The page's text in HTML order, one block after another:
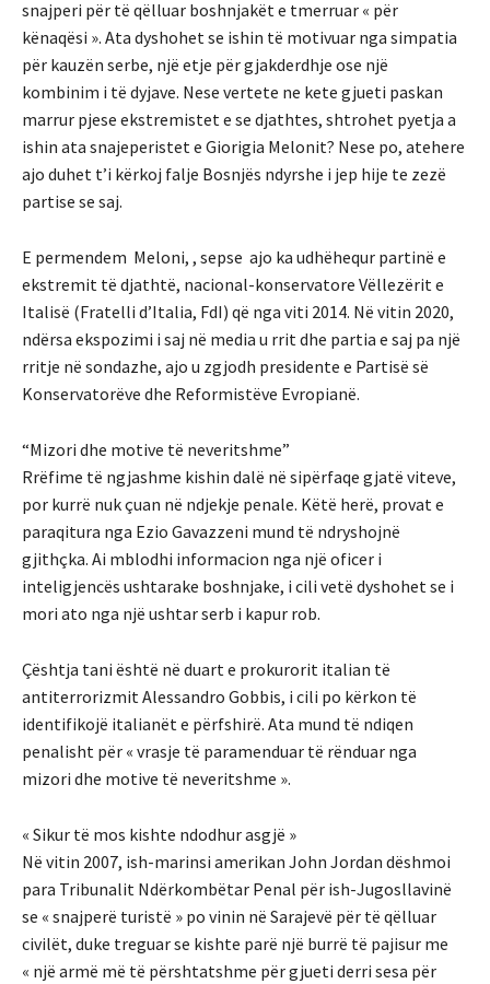
snajperi për të qëlluar boshnjakët e tmerruar « për
kënaqësi ». Ata dyshohet se ishin të motivuar nga simpatia
për kauzën serbe, një etje për gjakderdhje ose një
kombinim i të dyjave. Nese vertete ne kete gjueti paskan
marrur pjese ekstremistet e se djathtes, shtrohet pyetja a
ishin ata snajeperistet e Giorigia Melonit? Nese po, atehere
ajo duhet t’i kërkoj falje Bosnjës ndyrshe i jep hije te zezë
partise se saj.
E permendem Meloni, , sepse ajo ka udhëhequr partinë e
ekstremit të djathtë, nacional-konservatore Vëllezërit e
Italisë (Fratelli d’Italia, FdI) që nga viti 2014. Në vitin 2020,
ndërsa ekspozimi i saj në media u rrit dhe partia e saj pa një
rritje në sondazhe, ajo u zgjodh presidente e Partisë së
Konservatorëve dhe Reformistëve Evropianë.
“Mizori dhe motive të neveritshme”
Rrëfime të ngjashme kishin dalë në sipërfaqe gjatë viteve,
por kurrë nuk çuan në ndjekje penale. Këtë herë, provat e
paraqitura nga Ezio Gavazzeni mund të ndryshojnë
gjithçka. Ai mblodhi informacion nga një oficer i
inteligjencës ushtarake boshnjake, i cili vetë dyshohet se i
mori ato nga një ushtar serb i kapur rob.
Çështja tani është në duart e prokurorit italian të
antiterrorizmit Alessandro Gobbis, i cili po kërkon të
identifikojë italianët e përfshirë. Ata mund të ndiqen
penalisht për « vrasje të paramenduar të rënduar nga
mizori dhe motive të neveritshme ».
« Sikur të mos kishte ndodhur asgjë »
Në vitin 2007, ish-marinsi amerikan John Jordan dëshmoi
para Tribunalit Ndërkombëtar Penal për ish-Jugosllavinë
se « snajperë turistë » po vinin në Sarajevë për të qëlluar
civilët, duke treguar se kishte parë një burrë të pajisur me
« një armë më të përshtatshme për gjueti derri sesa për